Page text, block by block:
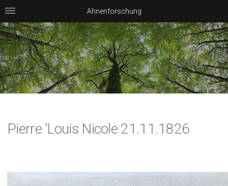
Pierre 'Louis Nicole 21.11.1826
Ahnenforschung